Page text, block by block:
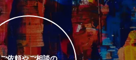
ご依頼やご相談の